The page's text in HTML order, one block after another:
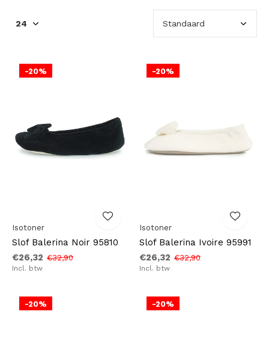
-20%
Isotoner
Slof Balerina Noir 95810
€26,32 €32,90
Incl. btw
-20%
Isotoner
Slof Balerina Ivoire 95991
€26,32 €32,90
Incl. btw
-20% -20%